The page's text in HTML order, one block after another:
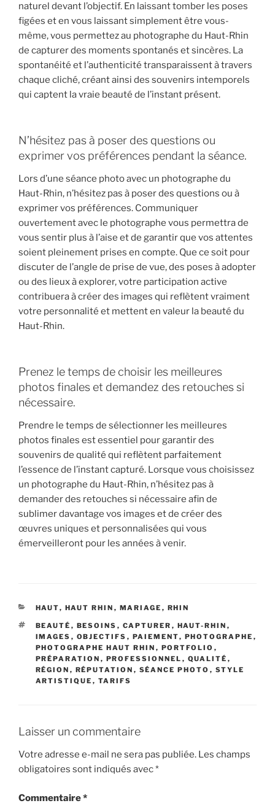
naturel devant l’objectif. En laissant tomber les poses
figées et en vous laissant simplement être vous-
même, vous permettez au photographe du Haut-Rhin
de capturer des moments spontanés et sincères. La
spontanéité et l’authenticité transparaissent à travers
chaque cliché, créant ainsi des souvenirs intemporels
qui captent la vraie beauté de l’instant présent.
N’hésitez pas à poser des questions ou
exprimer vos préférences pendant la séance.
Lors d’une séance photo avec un photographe du
Haut-Rhin, n’hésitez pas à poser des questions ou à
exprimer vos préférences. Communiquer
ouvertement avec le photographe vous permettra de
vous sentir plus à l’aise et de garantir que vos attentes
soient pleinement prises en compte. Que ce soit pour
discuter de l’angle de prise de vue, des poses à adopter
ou des lieux à explorer, votre participation active
contribuera à créer des images qui reflètent vraiment
votre personnalité et mettent en valeur la beauté du
Haut-Rhin.
Prenez le temps de choisir les meilleures
photos finales et demandez des retouches si
nécessaire.
Prendre le temps de sélectionner les meilleures
photos finales est essentiel pour garantir des
souvenirs de qualité qui reflètent parfaitement
l’essence de l’instant capturé. Lorsque vous choisissez
un photographe du Haut-Rhin, n’hésitez pas à
demander des retouches si nécessaire afin de
sublimer davantage vos images et de créer des
œuvres uniques et personnalisées qui vous
émerveilleront pour les années à venir.
CATÉGORIES
HAUT, HAUT RHIN , MARIAGE , RHIN
ÉTIQUETTES
BEAUTÉ , BESOINS , CAPTURER , HAUT-RHIN ,
IMAGES , OBJECTIFS , PAIEMENT, PHOTOGRAPHE ,
PHOTOGRAPHE HAUT RHIN , PORTFOLIO ,
PRÉPARATION , PROFESSIONNEL , QUALITÉ ,
RÉGION , RÉPUTATION , SÉANCE PHOTO , STYLE
ARTISTIQUE , TARIFS
Laisser un commentaire
Votre adresse e-mail ne sera pas publiée. Les champs
obligatoires sont indiqués avec*
Commentaire*